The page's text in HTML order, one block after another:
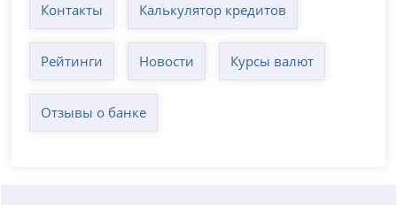
Контакты Калькулятор кредитов
Рейтинги Новости Курсы валют
Отзывы о банке